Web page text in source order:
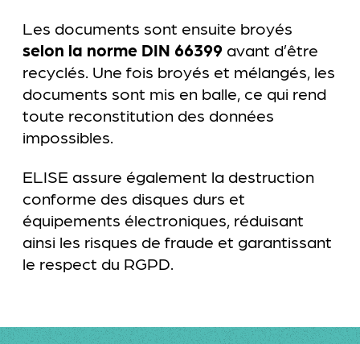
Les documents sont ensuite broyés
selon la norme DIN 66399 avant d’être
recyclés. Une fois broyés et mélangés, les
documents sont mis en balle, ce qui rend
toute reconstitution des données
impossibles.
ELISE assure également la destruction
conforme des disques durs et
équipements électroniques, réduisant
ainsi les risques de fraude et garantissant
le respect du RGPD.